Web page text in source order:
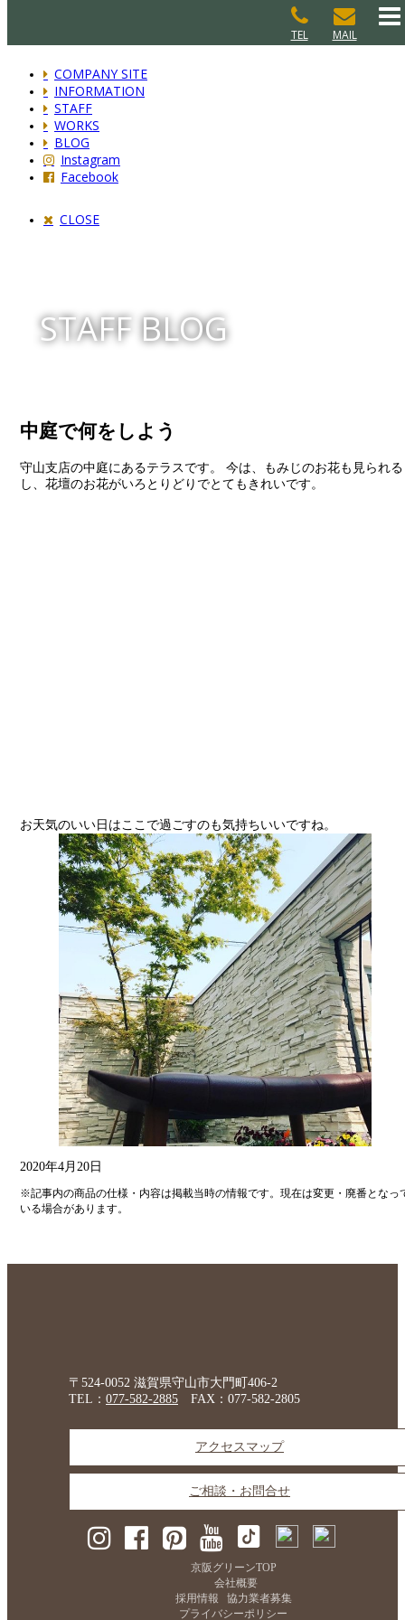
MAIL
TEL
COMPANY SITE
INFORMATION
STAFF
WORKS
BLOG
Instagram
Facebook
CLOSE
STAFF BLOG
中庭で何をしよう
守山支店の中庭にあるテラスです。 今は、もみじのお花も見られる
し、花壇のお花がいろとりどりでとてもきれいです。
お天気のいい日はここで過ごすのも気持ちいいですね。
2020年4月20日
※記事内の商品の仕様・内容は掲載当時の情報です。現在は変更・廃番となっ
いる場合があります。
〒524-0052 滋賀県守山市大門町406-2
TEL： 077-582-2885 FAX：077-582-2805
アクセスマップ
ご相談・お問合せ
京阪グリーンTOP
会社概要
採用情報
協力業者募集
プライバシーポリシー